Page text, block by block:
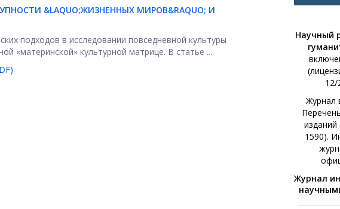
&LAQUO;ЖИЗНЕННЫХ МИРОВ&RAQUO; И
подходов в исследовании повседневной культуры
«материнской» культурной матрице. В статье ...
Научный
12/
Журнал
1590).
Журнал